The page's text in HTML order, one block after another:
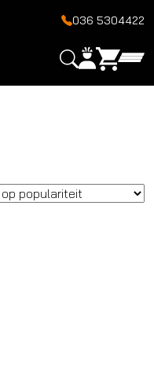
036 5304422